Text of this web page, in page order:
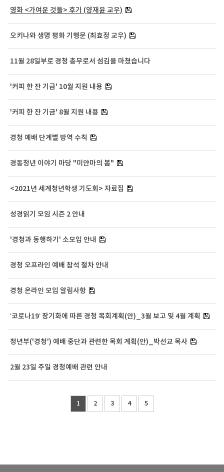
영화 <가여운 것들> 후기 (양재윤 교우)
오키나와 생명 평화 기행문 (최효정 교우)
11월 28일부로 경청 총무로서 섬김을 마쳤습니다
'커피 한 잔 기금' 10월 지원 내용
'커피 한 잔 기금' 8월 지원 내용
경청 예배 단계별 방역 수칙
경동청년 이야기 마당 "미얀마의 봄"
<2021년 세계청년학생 기도회> 자료집
성경읽기 모임 시즌 2 안내
'경청과 동행하기' 소모임 안내
경청 오프라인 예배 참석 절차 안내
경청 온라인 모임 알림사항
‘코로나19’ 장기화에 따른 경청 목회계획(안)_3월 보고 및 4월 계획
청년부('경청') 예배 중단과 관련한 목회 계획(안)_박선교 목사
2월 23일 주일 경청예배 관련 안내
1 2 3 4 5